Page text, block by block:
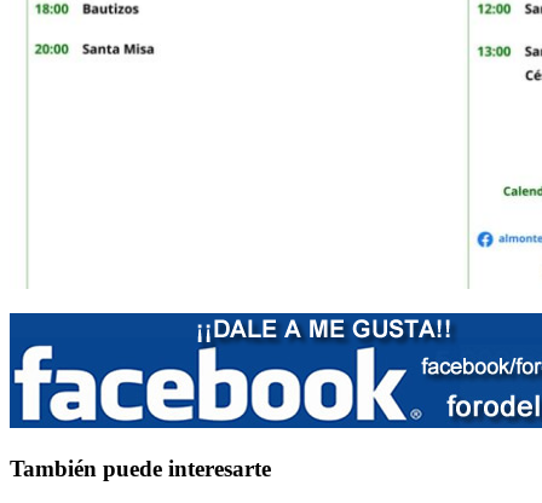
También puede interesarte